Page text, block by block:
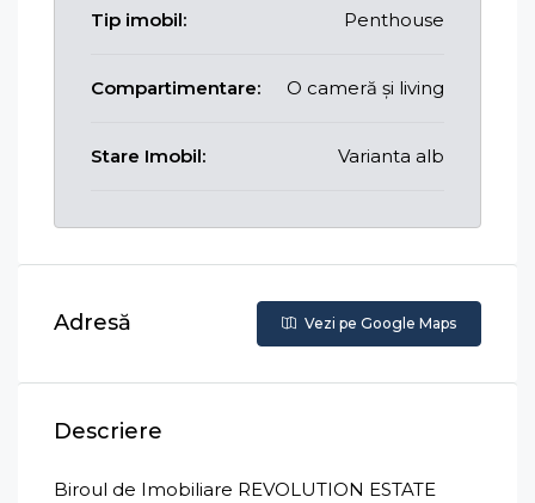
Tip imobil: Penthouse
Compartimentare: O cameră și living
Stare Imobil: Varianta alb
Adresă Vezi pe Google Maps
Descriere
Biroul de Imobiliare REVOLUTION ESTATE